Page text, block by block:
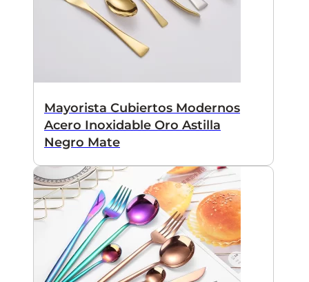
Mayorista Cubiertos Modernos
Acero Inoxidable Oro Astilla
Negro Mate